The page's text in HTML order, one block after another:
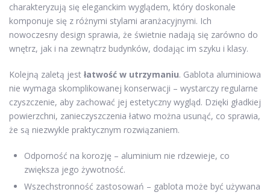
charakteryzują się eleganckim wyglądem, który doskonale
komponuje się z różnymi stylami aranżacyjnymi. Ich
nowoczesny design sprawia, że świetnie nadają się zarówno do
wnętrz, jak i na zewnątrz budynków, dodając im szyku i klasy.
Kolejną zaletą jest łatwość w utrzymaniu. Gablota aluminiowa
nie wymaga skomplikowanej konserwacji – wystarczy regularne
czyszczenie, aby zachować jej estetyczny wygląd. Dzięki gładkiej
powierzchni, zanieczyszczenia łatwo można usunąć, co sprawia,
że są niezwykle praktycznym rozwiązaniem.
Odporność na korozję – aluminium nie rdzewieje, co
zwiększa jego żywotność.
Wszechstronność zastosowań – gablota może być używana